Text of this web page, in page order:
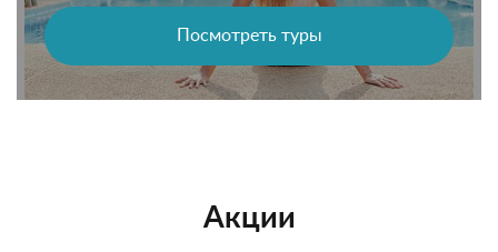
Посмотреть туры
Акции